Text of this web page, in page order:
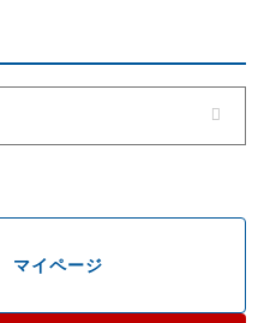
マイページ